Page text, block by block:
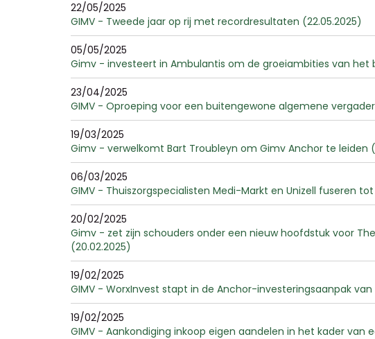
22/05/2025
GIMV - Tweede jaar op rij met recordresultaten (22.05.2025)
05/05/2025
Gimv - investeert in Ambulantis om de groeiambities van het
23/04/2025
GIMV - Oproeping voor een buitengewone algemene
19/03/2025
Gimv - verwelkomt Bart Troubleyn om Gimv Anchor te leiden
06/03/2025
GIMV - Thuiszorgspecialisten Medi-Markt en Unizell fuseren
20/02/2025
Gimv - zet zijn schouders onder een nieuw hoofdstuk voor
(20.02.2025)
19/02/2025
GIMV - WorxInvest stapt in de Anchor-investeringsaanpak van
19/02/2025
GIMV - Aankondiging inkoop eigen aandelen in het kader van